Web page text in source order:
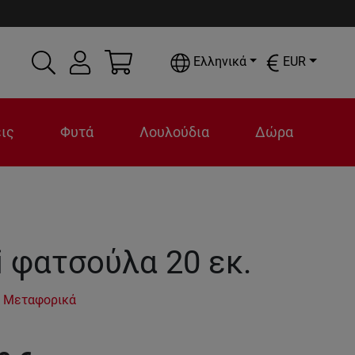
Ελληνικά EUR
Φυτά Λουλούδια Δώρα
φατσούλα 20 εκ.